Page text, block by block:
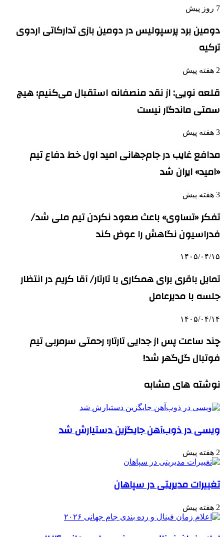
7 روز پیش
دومین برد پرسپولیس در دومین بازی تدارکاتی اردوی
ترکیه
2 هفته پیش
قلعه نویی: از نقد منصفانه استقبال می‌کنیم؛ هیچ
سمتی ماندگار نیست
3 هفته پیش
مدافع غایب در جام‌جهانی امید اول خط دفاع تیم
«امید» ایران شد
3 هفته پیش
تفکر «تساوی» باعث صعود نکردن تیم ملی شد/
فدراسیون نگاهش را عوض کند
۱۴۰۵/۰۴/۱۵
تمایل باقری برای همکاری با تارتار/ آقا کریم در انتظار
جلسه با مدیرعامل
۱۴۰۵/۰۴/۱۴
چند ساعت پس از جدایی تارتار؛ رحمتی سرمربی تیم
فوتبال گل‌گهر شد!
نوشته های مشابه
ویسی در ذوب‌آهن جایگزین دستیارش شد
2 هفته پیش
تغییرات مدیریتی در سپاهان
2 هفته پیش